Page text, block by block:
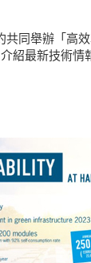
共同舉辦「 高
介紹最新技術情